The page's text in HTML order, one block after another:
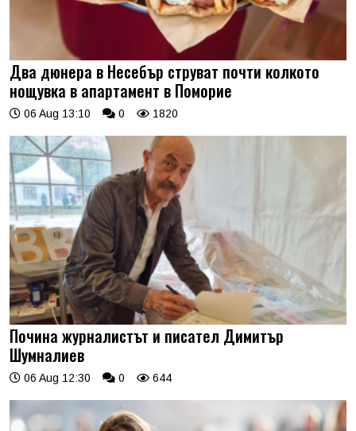
Два дюнера в Несебър струват почти колкото
нощувка в апартамент в Поморие
06 Aug 13:10 0 1820
Почина журналистът и писател Димитър
Шумналиев
06 Aug 12:30 0 644